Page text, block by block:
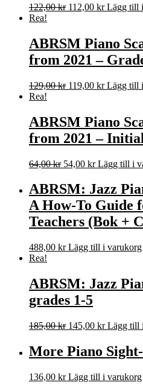
122,00kr Det
var:
122,00 kr.
112,00 krDet
112,00 kr.
Lägg till
Rea!
ABRSM Piano
from 2021 –
129,00kr Det
var:
129,00 kr.
119,00 krDet
119,00 kr.
Lägg till
Rea!
ABRSM Piano
from 2021 – Initial
64,00kr Det
priset
var:
64,00 kr.
54,00 krDet
priset
är:
54,00 kr.
Lägg till i
ABRSM: Jazz
A How-To Guide
Teachers (Bok +
488,00 kr Lägg till i varukorg
Rea!
ABRSM: Jazz
grades 1-5
185,00kr Det
priset
var:
145,00 krDet
priset
är:
Lägg till
More Piano
136,00 kr Lägg till i varukorg